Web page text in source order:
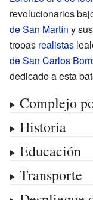
revolucionarios
de San Martín y sus
tropas realistas
de San Carlos
dedicado a esta
Complejo
Historia
Educación
Transporte